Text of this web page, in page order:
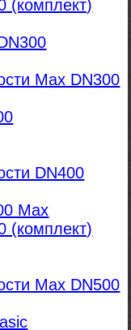
(комплект)
Max DN300
DN400
Max
(комплект)
Max DN500